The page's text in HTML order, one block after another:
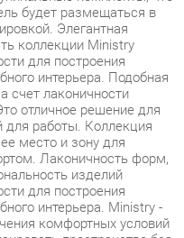
лаконичности
отличное решение для
работы. Коллекция
место и зону для
Лаконичность форм,
изделий
для построения
интерьера. Ministry -
комфортных условий
пространство без
Широкая база
гарнитур,
габаритам, так и
возможность